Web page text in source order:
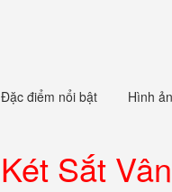
Đặc điểm nổi bật Hình
Két Sắt